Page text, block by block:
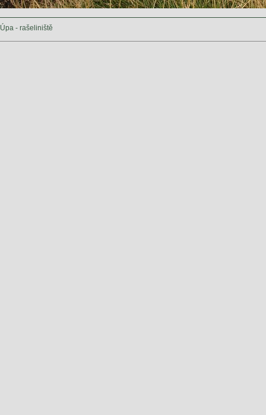
Úpa - rašeliniště